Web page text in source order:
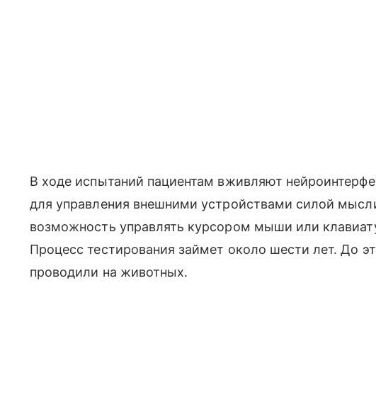
В ходе испытаний пациентам вживляют
для управления внешними устройствами силой
возможность управлять курсором мыши или
Процесс тестирования займет около шести лет. До
проводили на животных.